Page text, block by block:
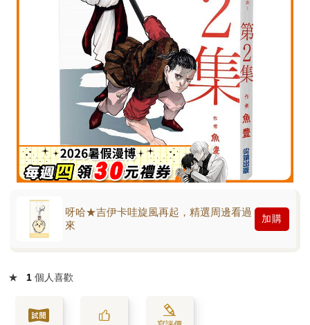
呀哈★吉伊卡哇旋風再起，精選周邊看過
來
加購
★ 1 個人喜歡